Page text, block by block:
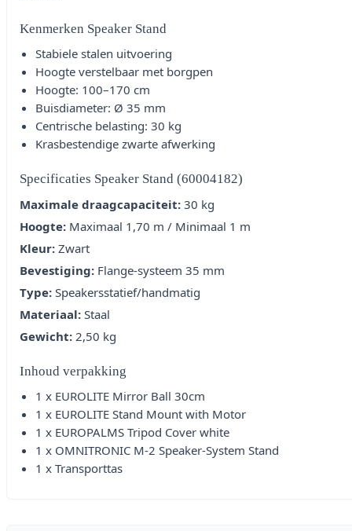
Kenmerken Speaker Stand
Stabiele stalen uitvoering
Hoogte verstelbaar met borgpen
Hoogte: 100–170 cm
Buisdiameter: Ø 35 mm
Centrische belasting: 30 kg
Krasbestendige zwarte afwerking
Specificaties Speaker Stand (60004182)
Maximale draagcapaciteit: 30 kg
Hoogte: Maximaal 1,70 m / Minimaal 1 m
Kleur: Zwart
Bevestiging: Flange-systeem 35 mm
Type: Speakersstatief/handmatig
Materiaal: Staal
Gewicht: 2,50 kg
Inhoud verpakking
1 x EUROLITE Mirror Ball 30cm
1 x EUROLITE Stand Mount with Motor
1 x EUROPALMS Tripod Cover white
1 x OMNITRONIC M-2 Speaker-System Stand
1 x Transporttas